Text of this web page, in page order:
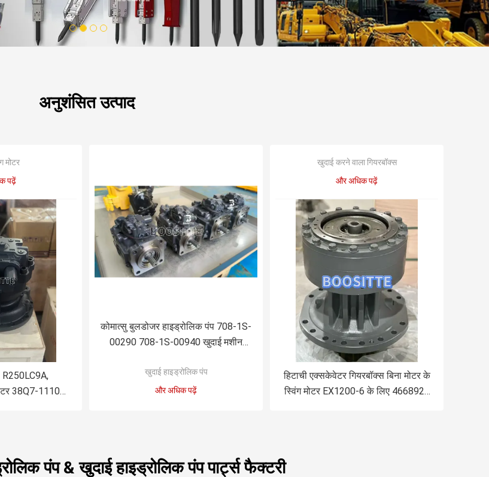
1 2 3 4
अनुशंसित उत्पाद
मोटर
पढ़ें
38Q7-11101
कोमात्सु बुलडोजर हाइड्रोलिक पंप 708-1S-
00290 708-1S-00940 खुदाई मशीन
बिक्री
खुदाई हाइड्रोलिक पंप
और अधिक पढ़ें
खुदाई करने वाला गियरबॉक्स
और अधिक पढ़ें
हिटाची एक्सकेवेटर गियरबॉक्स बिना मोटर के
स्विंग मोटर EX1200-6 के लिए 4668923
पंप & खुदाई हाइड्रोलिक पंप पार्ट्स फैक्टरी